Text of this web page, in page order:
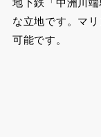
な立地です。マ
可能です。